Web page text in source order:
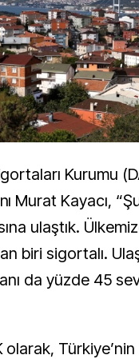
Kurumu
Murat Kayacı,
ulaştık.
biri sigortalı.
da yüzde 45
olarak,